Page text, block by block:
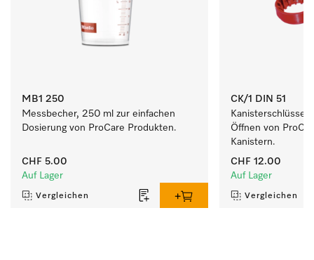
MB1 250
Messbecher, 250 ml zur einfachen
Dosierung von ProCare Produkten.
CHF 5.00
Auf Lager
Vergleichen
CK/1 DIN 51
Kanisterschlüssel
Öffnen von
Kanistern.
CHF 12.00
Auf Lager
Vergleichen